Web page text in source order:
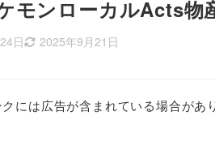
モンローカルActs物
日 2025年9月21日
には広告が含まれている場合が